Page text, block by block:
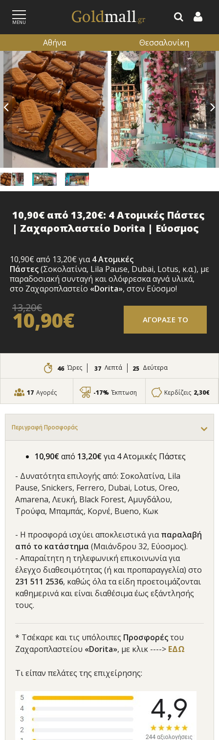
MENU
ΕΓΓΡΑΦΗ ΕΙΣΟΔΟΣ
Αθήνα Θεσσαλονίκη
10,90€ από 13,20€: 4 Ατομικές Πάστες
| Ζαχαροπλαστείο Dorita | Εύοσμος
10,90€ από 13,20€ για4 Ατομικές
Πάστες(Σοκολατίνα, Lila Pause, Dubai, Lotus, κ.α.), με
παραδοσιακή συνταγή και ολόφρεσκα αγνά υλικά,
στο Ζαχαροπλαστείο «Dorita», στον Εύοσμο!
13,20€
10,90€ ΑΓΟΡΑΣΕ ΤΟ
46 Ώρες 37 Λεπτά 24 Δεύτερα
17 Αγορές -17% Έκπτωση Κερδίζεις 2,30€
Περιγραφή Προσφοράς
10,90€από 13,20€για 4 Ατομικές Πάστες
- Δυνατότητα επιλογής από: Σοκολατίνα, Lila
Pause, Snickers, Ferrero, Dubai, Lotus, Oreo,
Amarena, Λευκή, Black Forest, Αμυγδάλου,
Τρούφα, Μπαμπάς, Κορνέ, Bueno, Κωκ
- Η προσφορά ισχύει αποκλειστικά γιαπαραλαβή
από το κατάστημα (Μαιάνδρου 32, Εύοσμος).
- Απαραίτητη η τηλεφωνική επικοινωνία για
έλεγχο διαθεσιμότητας (ή και προπαραγγελία) στο
231 511 2536, καθώς όλα τα είδη προετοιμάζονται
καθημερινά και είναι διαθέσιμα έως εξάντλησής
τους.
* Τσέκαρε και τις υπόλοιπες Προσφορέςτου
Ζαχαροπλαστείου «Dorita», με κλικ ----> ΕΔΩ
Τι είπαν πελάτες της επιχείρησης: